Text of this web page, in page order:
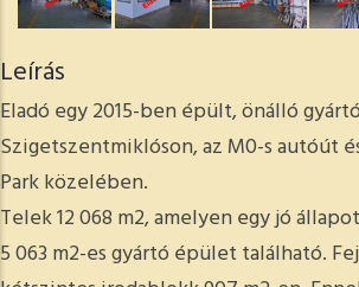
Leírás
Eladó egy 2015-ben épült, önálló
Szigetszentmiklóson, az M0-s autóút
Park közelében.
Telek 12 068 m2, amelyen egy jó
5 063 m2-es gyártó épület található.